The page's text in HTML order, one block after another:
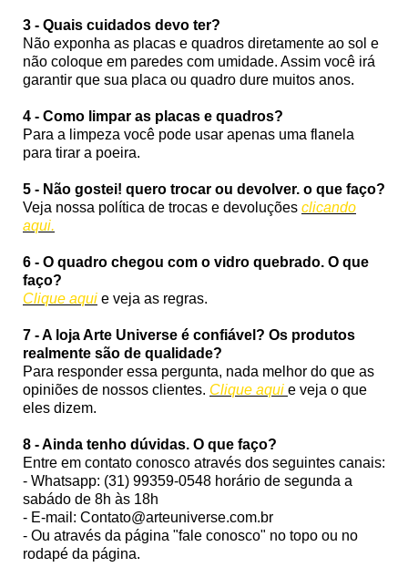
3 - Quais cuidados devo ter?
Não exponha as placas e quadros diretamente ao sol e
não coloque em paredes com umidade. Assim você irá
garantir que sua placa ou quadro dure muitos anos.
4 - Como limpar as placas e quadros?
Para a limpeza você pode usar apenas uma flanela
para tirar a poeira.
5 - Não gostei! quero trocar ou devolver. o que faço?
Veja nossa política de trocas e devoluções clicando
aqui.
6 - O quadro chegou com o vidro quebrado. O que
faço?
Clique aqui e veja as regras.
7 - A loja Arte Universe é confiável? Os produtos
realmente são de qualidade?
Para responder essa pergunta, nada melhor do que as
opiniões de nossos clientes. Clique aqui e veja o que
eles dizem.
8 - Ainda tenho dúvidas. O que faço?
Entre em contato conosco através dos seguintes canais:
- Whatsapp: (31) 99359-0548 horário de segunda a
sabádo de 8h às 18h
- E-mail: Contato@arteuniverse.com.br
- Ou através da página "fale conosco" no topo ou no
rodapé da página.